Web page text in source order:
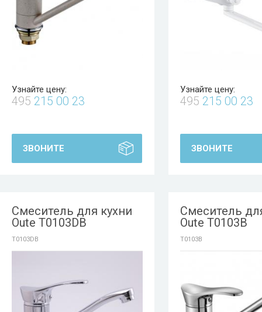
Узнайте цену:
495 215 00 23
ЗВОНИТЕ
Узнайте цену:
495 215 00 23
ЗВОНИТЕ
Смеситель для кухни
Oute T0103DB
T0103DB
Смеситель
Oute T0103B
T0103B